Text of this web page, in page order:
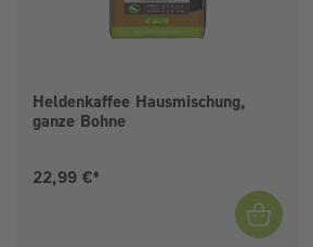
Heldenkaffee Hausmischung,
ganze Bohne
Aktueller Preis:
22,99 €*